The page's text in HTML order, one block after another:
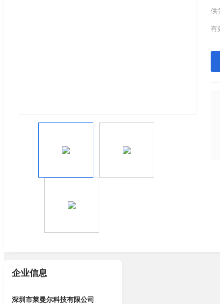
供
有
企业信息
深圳市莱曼尔科技有限公司